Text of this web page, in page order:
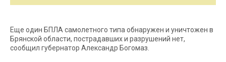
Еще один БПЛА самолетного типа обнаружен и уничтожен в
Брянской области, пострадавших и разрушений нет,
сообщил губернатор Александр Богомаз.